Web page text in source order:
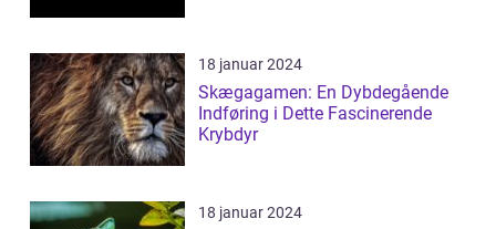
18 januar 2024
Skægagamen: En Dybdegående
Indføring i Dette Fascinerende
Krybdyr
18 januar 2024